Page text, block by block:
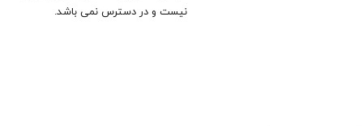
نیست و در دسترس نمی باشد.